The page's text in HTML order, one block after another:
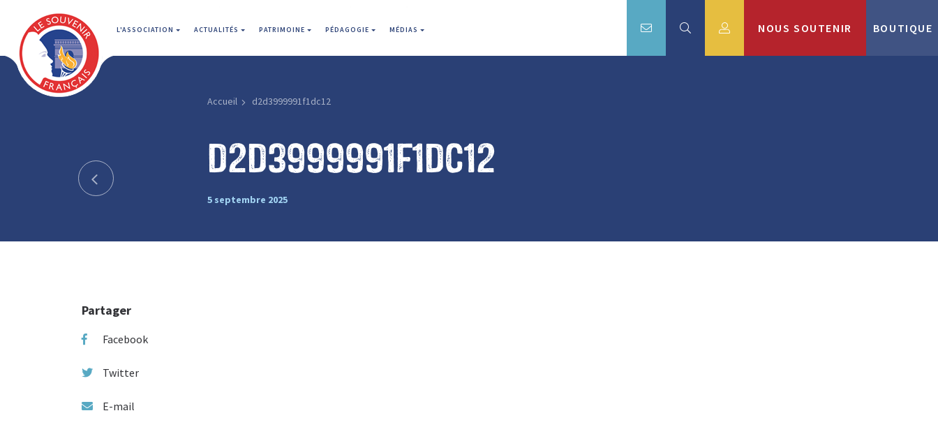
L'ASSOCIATION ACTUALITÉS PATRIMOINE PÉDAGOGIE MÉDIAS NOUS SOUTENIR BOUTIQUE
Accueil d2d3999991f1dc12
d2d3999991f1dc12
5 septembre 2025
Partager
Facebook
Twitter
E-mail